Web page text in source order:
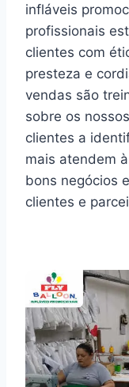
infláveis
profissionais
clientes com
presteza e
vendas são
sobre os
clientes a
mais atendem
bons negócios
clientes e